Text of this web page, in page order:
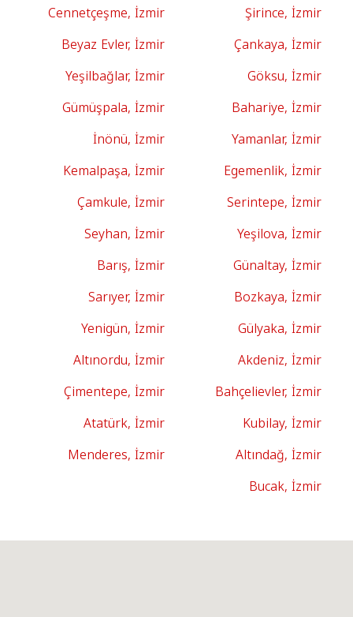
Şirince, İzmir
Cennetçeşme, İzmir
Çankaya, İzmir
Beyaz Evler, İzmir
Göksu, İzmir
Yeşilbağlar, İzmir
Bahariye, İzmir
Gümüşpala, İzmir
Yamanlar, İzmir
İnönü, İzmir
Egemenlik, İzmir
Kemalpaşa, İzmir
Serintepe, İzmir
Çamkule, İzmir
Yeşilova, İzmir
Seyhan, İzmir
Günaltay, İzmir
Barış, İzmir
Bozkaya, İzmir
Sarıyer, İzmir
Gülyaka, İzmir
Yenigün, İzmir
Akdeniz, İzmir
Altınordu, İzmir
Bahçelievler, İzmir
Çimentepe, İzmir
Kubilay, İzmir
Atatürk, İzmir
Altındağ, İzmir
Menderes, İzmir
Bucak, İzmir